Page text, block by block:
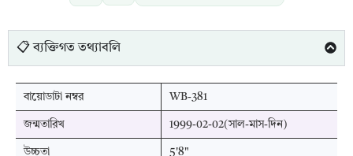
📋 ব্যক্তিগত তথ্যাবলি
বায়োডাটা নম্বর WB-381
জন্মতারিখ 1999-02-02(সাল-মাস-দিন)
উচ্চতা 5'8"